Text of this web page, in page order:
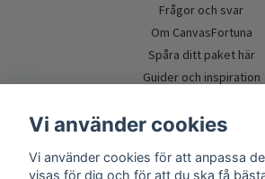
Frågor och svar
Om CanvasFortuna
Spåra ditt paket här
Guider och inspiration
Vi använder cookies
Vi använder cookies för att anpassa
visas för dig och för att du ska få